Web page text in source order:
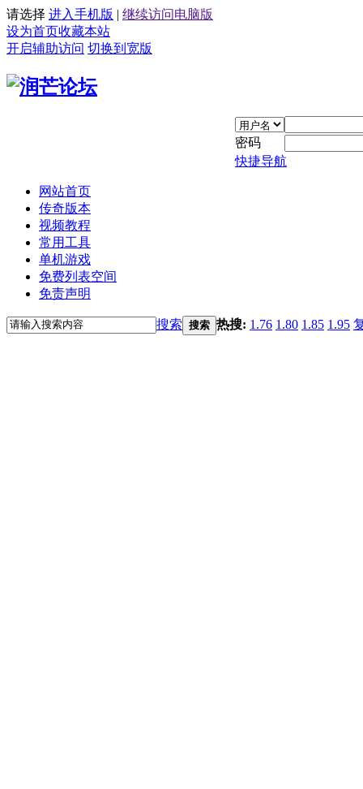
请选择 进入手机版 | 继续访问电脑版
设为首页收藏本站
开启辅助访问 切换到宽版
密码
快捷导航
网站首页
传奇版本
视频教程
常用工具
单机游戏
免费列表空间
免责声明
搜索 搜索 热搜: 1.76 1.80 1.85 1.95